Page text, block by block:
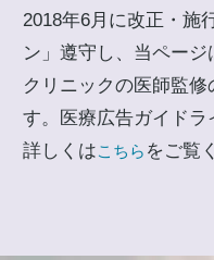
2018年6月に改正・施
ン」遵守し、当ペー
クリニックの医師監
す。医療広告ガイドラ
詳しくはこちら をご覧